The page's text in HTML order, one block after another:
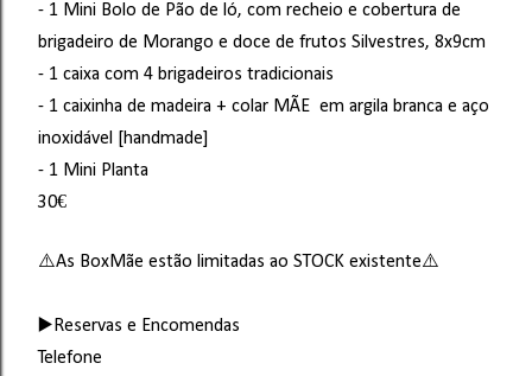
- 1 Mini Bolo de Pão de ló, com recheio e cobertura de
brigadeiro de Morango e doce de frutos Silvestres, 8x9cm
- 1 caixa com 4 brigadeiros tradicionais
- 1 caixinha de madeira + colar MÃE em argila branca e aço
inoxidável [handmade]
- 1 Mini Planta
30€
⚠️As BoxMãe estão limitadas ao STOCK existente⚠️
▶️Reservas e Encomendas
Telefone